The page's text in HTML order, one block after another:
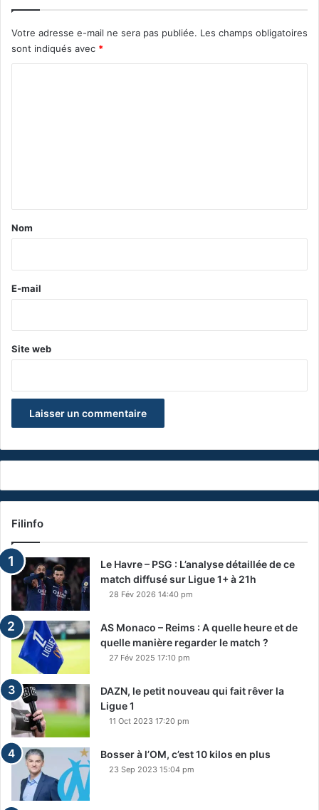
Votre adresse e-mail ne sera pas publiée. Les champs obligatoires
sont indiqués avec *
a
e
Nom
E-mail
Site web
Filinfo
Le Havre – PSG : L’analyse détaillée de ce
match diffusé sur Ligue 1+ à 21h
28 Fév 2026 14:40 pm
AS Monaco – Reims : A quelle heure et de
quelle manière regarder le match ?
27 Fév 2025 17:10 pm
DAZN, le petit nouveau qui fait rêver la
Ligue 1
11 Oct 2023 17:20 pm
Bosser à l’OM, c’est 10 kilos en plus
23 Sep 2023 15:04 pm